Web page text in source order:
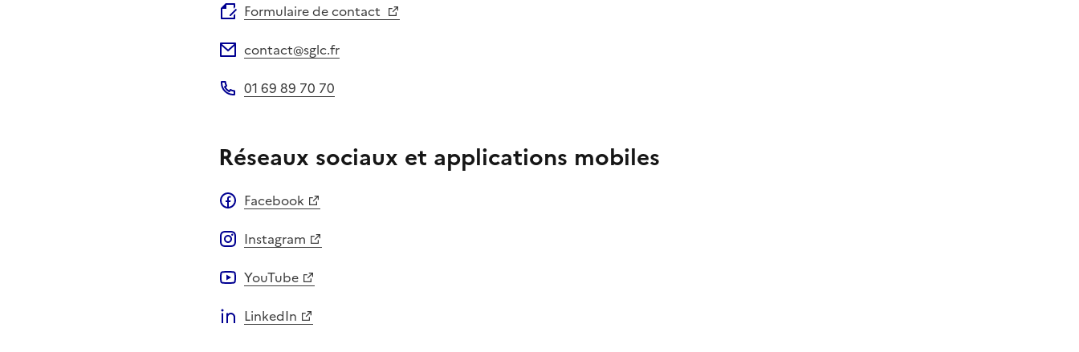
Formulaire de contact
contact@sglc.fr
01 69 89 70 70
Réseaux sociaux et applications mobiles
Facebook
Instagram
YouTube
LinkedIn